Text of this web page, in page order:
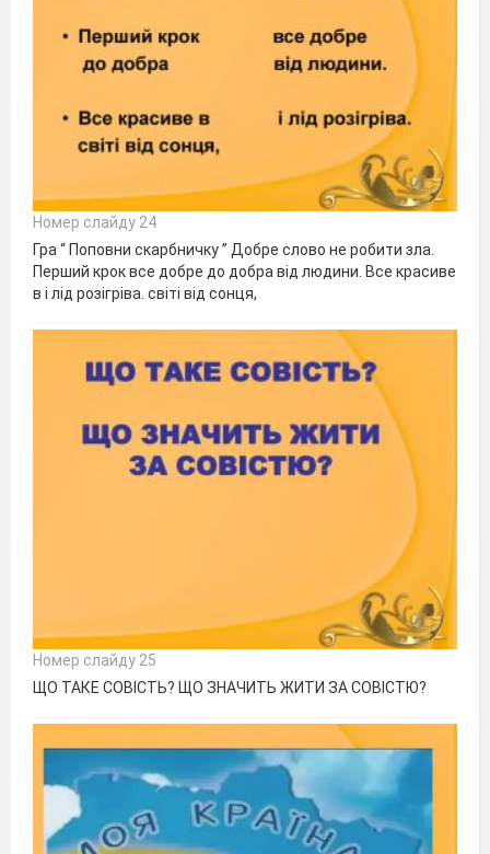
Номер слайду 24
Гра “ Поповни скарбничку ” Добре слово не робити зла.
Перший крок все добре до добра від людини. Все красиве
в і лід розігріва. світі від сонця,
Номер слайду 25
ЩО ТАКЕ СОВІСТЬ? ЩО ЗНАЧИТЬ ЖИТИ ЗА СОВІСТЮ?